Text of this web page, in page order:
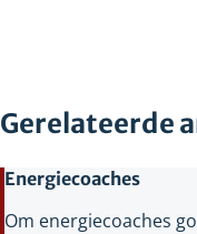
Gerelateerde
Energiecoaches
Om energiecoaches